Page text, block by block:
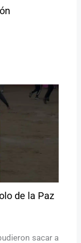
de la Paz
sacar a